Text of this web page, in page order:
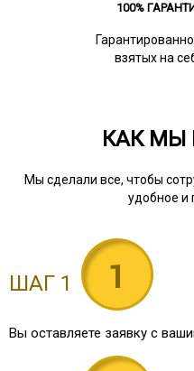
100%
взятых на
КАК МЫ
Мы сделали все, чтобы
удобное и
ШАГ 1
Вы оставляете заявку с